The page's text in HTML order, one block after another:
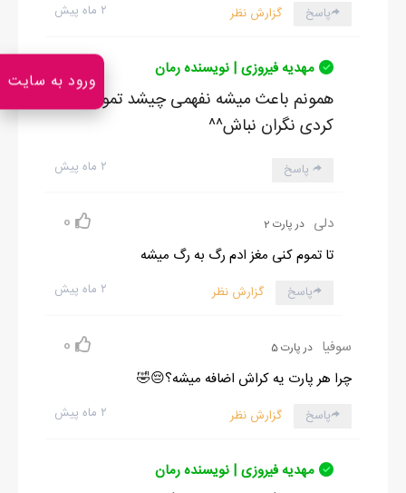
۲ ماه پیش پاسخ گزارش نظر
مهدیه فیروزی | نویسنده رمان
همونم باعث میشه نفهمی چیشد تمومش
کردی نگران نباش^^
۲ ماه پیش پاسخ
دلی در پارت 2 0
تا تموم کنی مغز ادم رگ به رگ میشه
۲ ماه پیش پاسخ گزارش نظر
سوفیا در پارت 5 0
چرا هر پارت یه کراش اضافه میشه؟😔🤣
۲ ماه پیش پاسخ گزارش نظر
مهدیه فیروزی | نویسنده رمان
ورود به سایت